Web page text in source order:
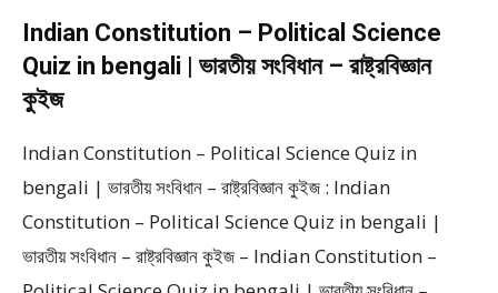
Indian Constitution – Political Science
Quiz in bengali | ভারতীয় সংবিধান – রাষ্ট্রবিজ্ঞান
কুইজ
Indian Constitution – Political Science Quiz in
bengali | ভারতীয় সংবিধান – রাষ্ট্রবিজ্ঞান কুইজ : Indian
Constitution – Political Science Quiz in bengali |
ভারতীয় সংবিধান – রাষ্ট্রবিজ্ঞান কুইজ – Indian Constitution –